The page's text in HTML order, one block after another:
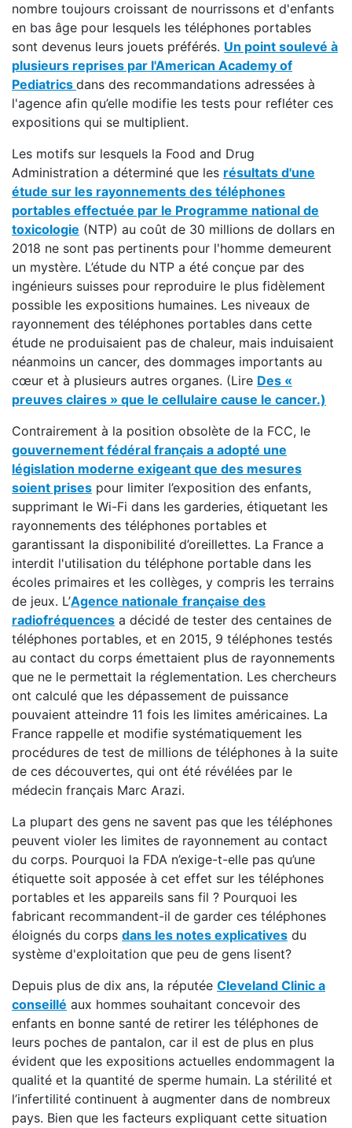
nombre toujours croissant de nourrissons et d'enfants
en bas âge pour lesquels les téléphones portables
sont devenus leurs jouets préférés. Un point soulevé à
plusieurs reprises par l'American Academy of
Pediatrics dans des recommandations adressées à
l'agence afin qu’elle modifie les tests pour refléter ces
expositions qui se multiplient.
Les motifs sur lesquels la Food and Drug
Administration a déterminé que les résultats d'une
étude sur les rayonnements des téléphones
portables effectuée par le Programme national de
toxicologie (NTP) au coût de 30 millions de dollars en
2018 ne sont pas pertinents pour l'homme demeurent
un mystère. L’étude du NTP a été conçue par des
ingénieurs suisses pour reproduire le plus fidèlement
possible les expositions humaines. Les niveaux de
rayonnement des téléphones portables dans cette
étude ne produisaient pas de chaleur, mais induisaient
néanmoins un cancer, des dommages importants au
cœur et à plusieurs autres organes. (Lire Des «
preuves claires » que le cellulaire cause le cancer.)
Contrairement à la position obsolète de la FCC, le
gouvernement fédéral français a adopté une
législation moderne exigeant que des mesures
soient prises pour limiter l’exposition des enfants,
supprimant le Wi-Fi dans les garderies, étiquetant les
rayonnements des téléphones portables et
garantissant la disponibilité d’oreillettes. La France a
interdit l'utilisation du téléphone portable dans les
écoles primaires et les collèges, y compris les terrains
de jeux. L’Agence nationale française des
radiofréquences a décidé de tester des centaines de
téléphones portables, et en 2015, 9 téléphones testés
au contact du corps émettaient plus de rayonnements
que ne le permettait la réglementation. Les chercheurs
ont calculé que les dépassement de puissance
pouvaient atteindre 11 fois les limites américaines. La
France rappelle et modifie systématiquement les
procédures de test de millions de téléphones à la suite
de ces découvertes, qui ont été révélées par le
médecin français Marc Arazi.
La plupart des gens ne savent pas que les téléphones
peuvent violer les limites de rayonnement au contact
du corps. Pourquoi la FDA n’exige-t-elle pas qu’une
étiquette soit apposée à cet effet sur les téléphones
portables et les appareils sans fil ? Pourquoi les
fabricant recommandent-il de garder ces téléphones
éloignés du corps dans les notes explicatives du
système d'exploitation que peu de gens lisent?
Depuis plus de dix ans, la réputée Cleveland Clinic a
conseillé aux hommes souhaitant concevoir des
enfants en bonne santé de retirer les téléphones de
leurs poches de pantalon, car il est de plus en plus
évident que les expositions actuelles endommagent la
qualité et la quantité de sperme humain. La stérilité et
l’infertilité continuent à augmenter dans de nombreux
pays. Bien que les facteurs expliquant cette situation